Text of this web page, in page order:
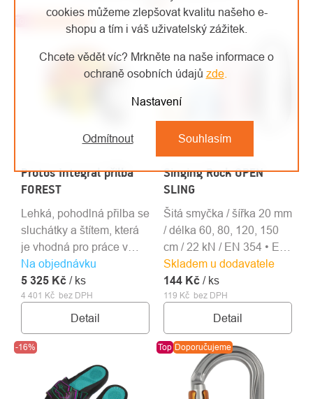
cookies můžeme zlepšovat kvalitu našeho e-
shopu a tím i váš uživatelský zážitek.
Chcete vědět víc? Mrkněte na naše informace o
ochraně osobních údajů zde.
Nastavení
Odmítnout Souhlasím
Protos Integral přilba
FOREST
Na objednávku
4 401 Kč bez DPH
5 325 Kč / ks
Detail
Lehká, pohodlná přilba se
sluchátky a štítem, která
je vhodná pro práce v
lese a práce s motorovou
pilou.
Singing Rock OPEN
SLING
Skladem u dodavatele
119 Kč bez DPH
144 Kč / ks
Detail
Šitá smyčka / šířka 20 mm
/ délka 60, 80, 120, 150
cm / 22 kN / EN 354 • EN
566 • EN 795B
-16% Top Doporučujeme